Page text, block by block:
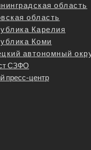
область
область
Карелия
Коми
автономный
СЗФО
пресс-центр